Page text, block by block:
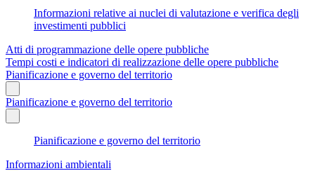
Informazioni relative ai nuclei di valutazione e verifica degli
investimenti pubblici
Atti di programmazione delle opere pubbliche
Tempi costi e indicatori di realizzazione delle opere pubbliche
Pianificazione e governo del territorio
Pianificazione e governo del territorio
Pianificazione e governo del territorio
Informazioni ambientali